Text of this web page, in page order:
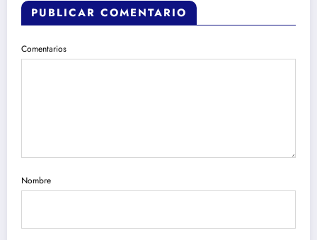
PUBLICAR COMENTARIO
Comentarios
Nombre